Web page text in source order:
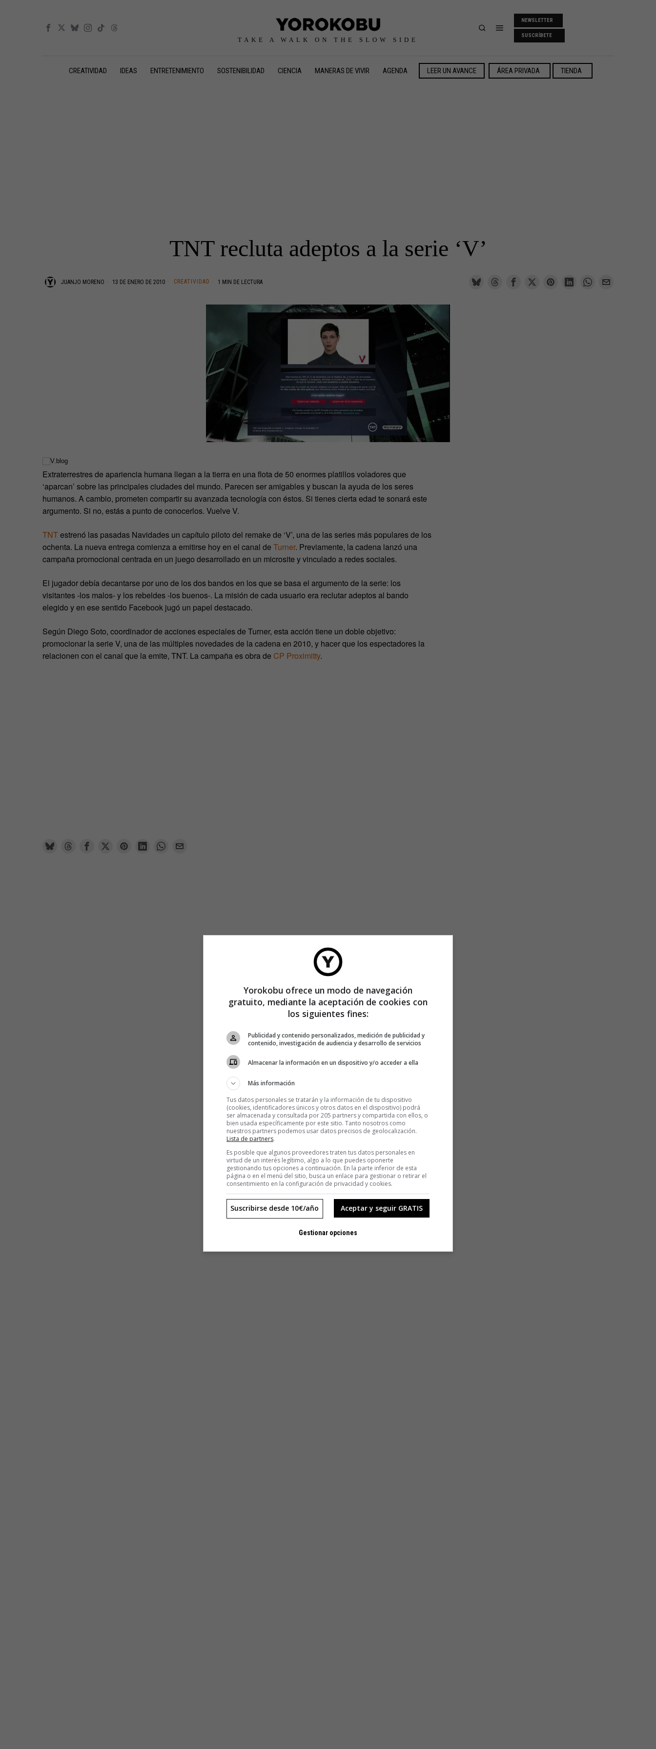
TAKE A WALK ON THE SLOW SIDE
NEWSLETTER
SUSCRÍBETE
CREATIVIDAD IDEAS ENTRETENIMIENTO SOSTENIBILIDAD CIENCIA MANERAS DE VIVIR AGENDA LEER UN AVANCE ÁREA PRIVADA TIENDA
TNT recluta adeptos a la serie ‘V’
JUANJO MORENO 13 DE ENERO DE 2010 CREATIVIDAD 1 MIN DE LECTURA
Extraterrestres de apariencia humana llegan a la tierra en una flota de 50 enormes platillos voladores que
‘aparcan’ sobre las principales ciudades del mundo. Parecen ser amigables y buscan la ayuda de los seres
humanos. A cambio, prometen compartir su avanzada tecnología con éstos. Si tienes cierta edad te sonará este
argumento. Si no, estás a punto de conocerlos. Vuelve V.
TNTestrenó las pasadas Navidades un capítulo piloto del remake de ‘V’, una de las series más populares de los
ochenta. La nueva entrega comienza a emitirse hoy en el canal de Turner. Previamente, la cadena lanzó una
campaña promocional centrada en un juego desarrollado en un microsite y vinculado a redes sociales.
El jugador debía decantarse por uno de los dos bandos en los que se basa el argumento de la serie: los
visitantes -los malos- y los rebeldes -los buenos-. La misión de cada usuario era reclutar adeptos al bando
elegido y en ese sentido Facebook jugó un papel destacado.
Según Diego Soto, coordinador de acciones especiales de Turner, esta acción tiene un doble objetivo:
promocionar la serie V, una de las múltiples novedades de la cadena en 2010, y hacer que los espectadores la
relacionen con el canal que la emite, TNT. La campaña es obra de CP Proximitty.
Yorokobu ofrece un modo de navegación
gratuito, mediante la aceptación de cookies con
los siguientes fines:
Publicidad y contenido personalizados, medición de publicidad y
contenido, investigación de audiencia y desarrollo de servicios
Almacenar la información en un dispositivo y/o acceder a ella
Más información
Tus datos personales se tratarán y la información de tu dispositivo
(cookies, identificadores únicos y otros datos en el dispositivo) podrá
ser almacenada y consultada por 205 partners y compartida con ellos, o
bien usada específicamente por este sitio. Tanto nosotros como
nuestros partners podemos usar datos precisos de geolocalización.
Lista de partners.
Es posible que algunos proveedores traten tus datos personales en
virtud de un interés legítimo, algo a lo que puedes oponerte
gestionando tus opciones a continuación. En la parte inferior de esta
página o en el menú del sitio, busca un enlace para gestionar o retirar el
consentimiento en la configuración de privacidad y cookies.
Aceptar y seguir GRATIS
Suscribirse desde 10€/año
Gestionar opciones